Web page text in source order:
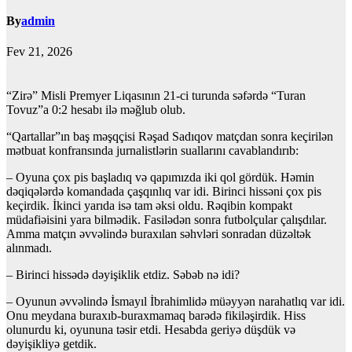
Byadmin
Fev 21, 2026
“Zirə” Misli Premyer Liqasının 21-ci turunda səfərdə “Turan
Tovuz”a 0:2 hesabı ilə məğlub olub.
“Qartallar”ın baş məşqçisi Rəşad Sadıqov matçdan sonra keçirilən
mətbuat konfransında jurnalistlərin suallarını cavablandırıb:
– Oyuna çox pis başladıq və qapımızda iki qol gördük. Həmin
dəqiqələrdə komandada çaşqınlıq var idi. Birinci hissəni çox pis
keçirdik. İkinci yarıda isə tam əksi oldu. Rəqibin kompakt
müdafiəisini yara bilmədik. Fasilədən sonra futbolçular çalışdılar.
Amma matçın əvvəlində buraxılan səhvləri sonradan düzəltək
alınmadı.
– Birinci hissədə dəyişiklik etdiz. Səbəb nə idi?
– Oyunun əvvəlində İsmayıl İbrahimlidə müəyyən narahatlıq var idi.
Onu meydana buraxıb-buraxmamaq barədə fikiləşirdik. Hiss
olunurdu ki, oyununa təsir etdi. Hesabda geriyə düşdük və
dəyişikliyə getdik.